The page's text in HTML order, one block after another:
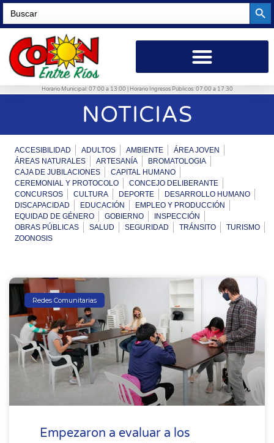
Search
for:
Horario Municipal: 07:00 a 13:00 | Horario Ingresos Públicos: 07:00 a 17:30
NOTICIAS
ACCESIBILIDAD ADULTOS AMBIENTE
ÁREA JOVEN
ÁREAS NATURALES
ARTESANÍA
BROMATOLOGIA
CAJA DE JUBILACIONES
CAPITAL HUMANO
CEREMONIAL Y PROTOCOLO
CONCEJO DELIBERANTE
CONCURSOS
CULTURA DEPORTE
DESARROLLO HUMANO
DISCAPACIDAD
EDUCACIÓN
EMPLEO Y PRODUCCIÓN
EQUIDAD DE GÉNERO
GOBIERNO
INSPECCIÓN
OBRAS PÚBLICAS
SALUD SEGURIDAD TRÁNSITO
TURISMO
ZOONOSIS
Redes Comunitarias
Empezaron a evaluar a los